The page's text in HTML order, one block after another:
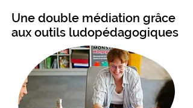
Une double médiation grâce
aux outils ludopédagogiques